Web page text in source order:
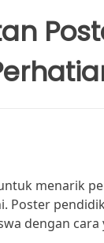
menarik
Poster
dengan